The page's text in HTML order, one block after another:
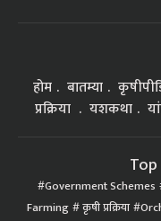
होम बातम्या
प्रक्रिया
यशकथा
Government Schemes
Farming कृषी प्रक्रिया